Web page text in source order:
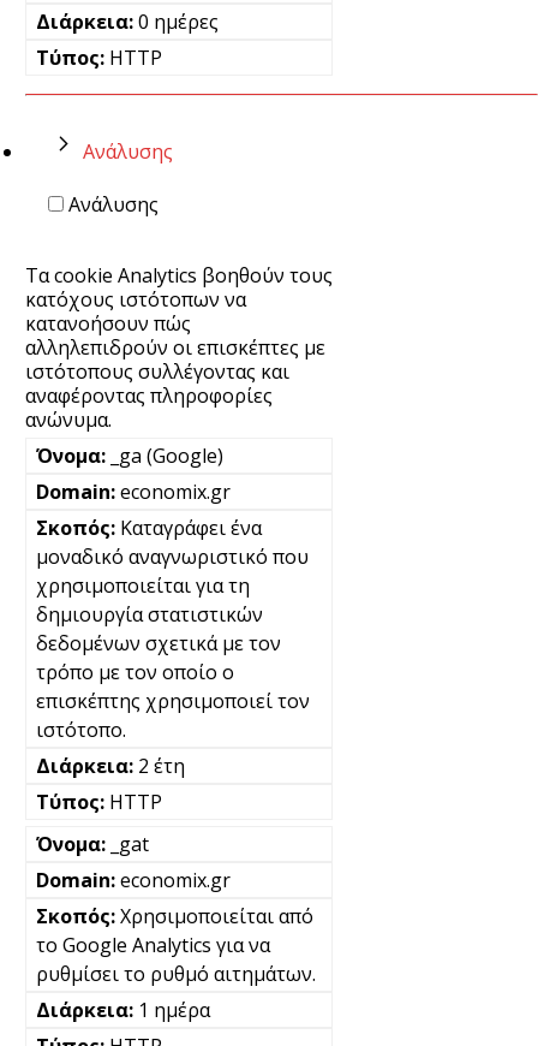
0 ημέρες
HTTP
Ανάλυσης
Ανάλυσης
Τα cookie Analytics βοηθούν τους
κατόχους ιστότοπων να
κατανοήσουν πώς
αλληλεπιδρούν οι επισκέπτες με
ιστότοπους συλλέγοντας και
αναφέροντας πληροφορίες
ανώνυμα.
_ga (Google)
economix.gr
Καταγράφει ένα
μοναδικό αναγνωριστικό που
χρησιμοποιείται για τη
δημιουργία στατιστικών
δεδομένων σχετικά με τον
τρόπο με τον οποίο ο
επισκέπτης χρησιμοποιεί τον
ιστότοπο.
2 έτη
HTTP
_gat
economix.gr
Χρησιμοποιείται από
το Google Analytics για να
ρυθμίσει το ρυθμό αιτημάτων.
1 ημέρα